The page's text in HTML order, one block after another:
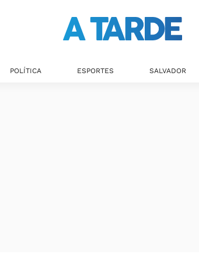
POLÍTICA ESPORTES SALVADOR